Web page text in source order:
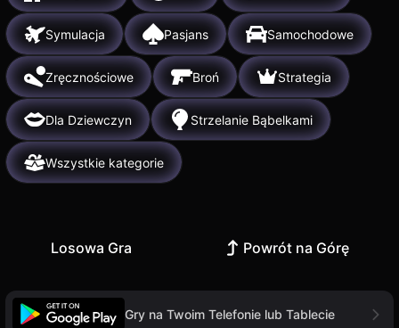
Symulacja Pasjans Samochodowe
Zręcznościowe Broń Strategia
Dla Dziewczyn Strzelanie Bąbelkami
Wszystkie kategorie
Losowa Gra Powrót na Górę
Gry na Twoim Telefonie lub Tablecie